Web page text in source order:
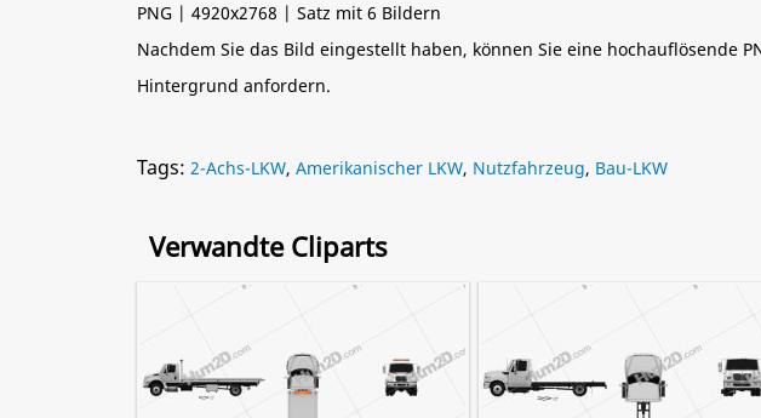
PNG | 4920x2768 | Satz mit 6 Bildern
Nachdem Sie das Bild eingestellt haben, können Sie eine hochauflösende
Hintergrund anfordern.
Tags: 2-Achs-LKW, Amerikanischer LKW, Nutzfahrzeug, Bau-LKW
Verwandte Cliparts